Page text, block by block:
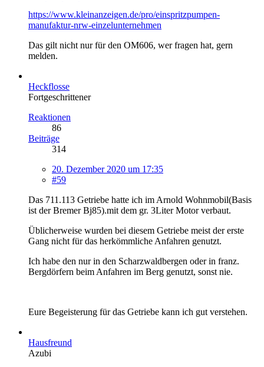
https://www.kleinanzeigen.de/pro/einspritzpumpen-
manufaktur-nrw-einzelunternehmen
Das gilt nicht nur für den OM606, wer fragen hat, gern
melden.
Heckflosse
Fortgeschrittener
Reaktionen
86
Beiträge
314
20. Dezember 2020 um 17:35
#59
Das 711.113 Getriebe hatte ich im Arnold Wohnmobil(Basis
ist der Bremer Bj85).mit dem gr. 3Liter Motor verbaut.
Üblicherweise wurden bei diesem Getriebe meist der erste
Gang nicht für das herkömmliche Anfahren genutzt.
Ich habe den nur in den Scharzwaldbergen oder in franz.
Bergdörfern beim Anfahren im Berg genutzt, sonst nie.
Eure Begeisterung für das Getriebe kann ich gut verstehen.
Hausfreund
Azubi